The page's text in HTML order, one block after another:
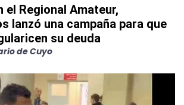
el Regional Amateur,
lanzó una campaña para que
su deuda
de Cuyo